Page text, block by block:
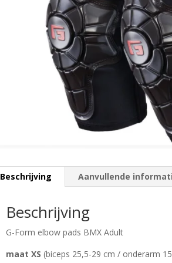
Beschrijving Aanvullende
Beschrijving
G-Form elbow pads BMX Adult
maat XS (biceps 25,5-29 cm / onderarm